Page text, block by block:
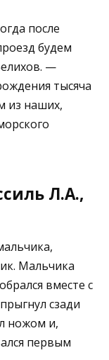
после
будем
—
тысяча
из наших,
Л.А.,
Мальчика
вместе с
сзади
ножом и,
первым